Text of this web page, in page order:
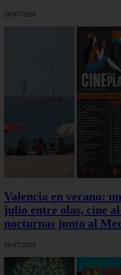
26/07/2026
Valencia en verano:
julio entre olas, cine
nocturnas junto al
26/07/2026